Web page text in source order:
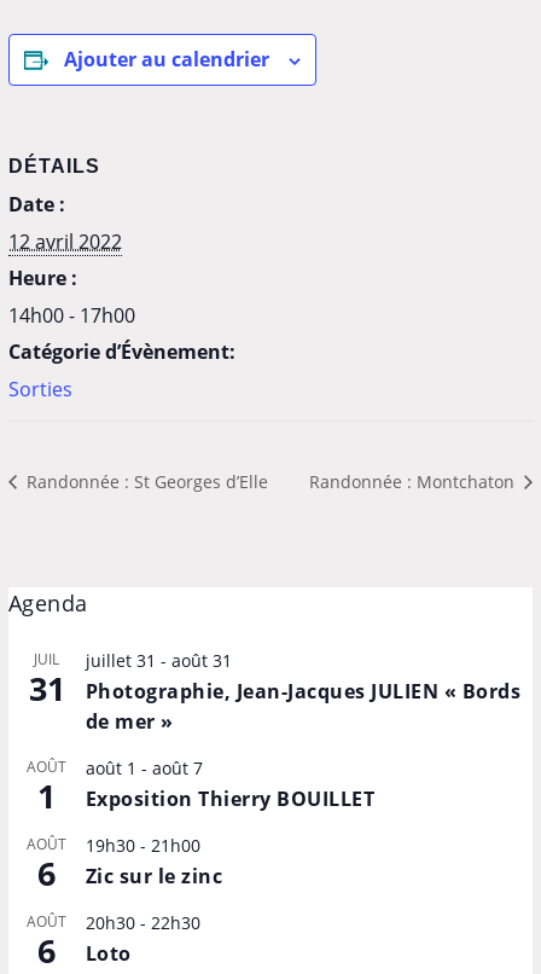
Ajouter au calendrier
DÉTAILS
Date :
12 avril 2022
Heure :
14h00 - 17h00
Catégorie d’Évènement:
Sorties
Randonnée : St Georges d’Elle Randonnée : Montchaton
Agenda
JUIL
31
juillet 31 - août 31
Photographie, Jean-Jacques JULIEN « Bords
de mer »
AOÛT
1
août 1 - août 7
Exposition Thierry BOUILLET
AOÛT
6
19h30- 21h00
Zic sur le zinc
AOÛT
6
20h30- 22h30
Loto